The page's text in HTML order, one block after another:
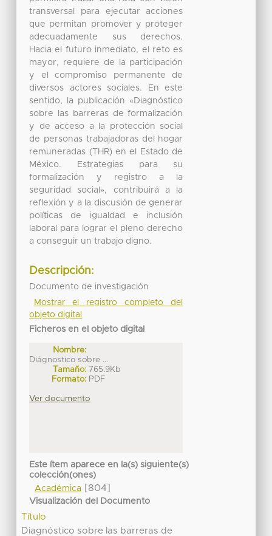
transversal para ejecutar acciones
que permitan promover y proteger
adecuadamente sus derechos.
Hacia el futuro inmediato, el reto es
mayor, requiere de la participación
y el compromiso permanente de
diversos actores sociales. En este
sentido, la publicación «Diagnóstico
sobre las barreras de formalización
y de acceso a la protección social
de personas trabajadoras del hogar
remuneradas (THR) en el Estado de
México. Estrategias para su
formalización y registro a la
seguridad social», contribuirá a la
reflexión y a la discusión de generar
políticas de igualdad e inclusión
laboral para lograr el pleno derecho
a conseguir un trabajo digno.
Descripción:
Documento de investigación
Mostrar el registro completo del
objeto digital
Ficheros en el objeto digital
Nombre:
Diágnostico sobre ...
Tamaño: 765.9Kb
Formato: PDF
Ver documento
Este ítem aparece en la(s) siguiente(s)
colección(ones)
Académica[804]
Visualización del Documento
Título
Diagnóstico sobre las barreras de